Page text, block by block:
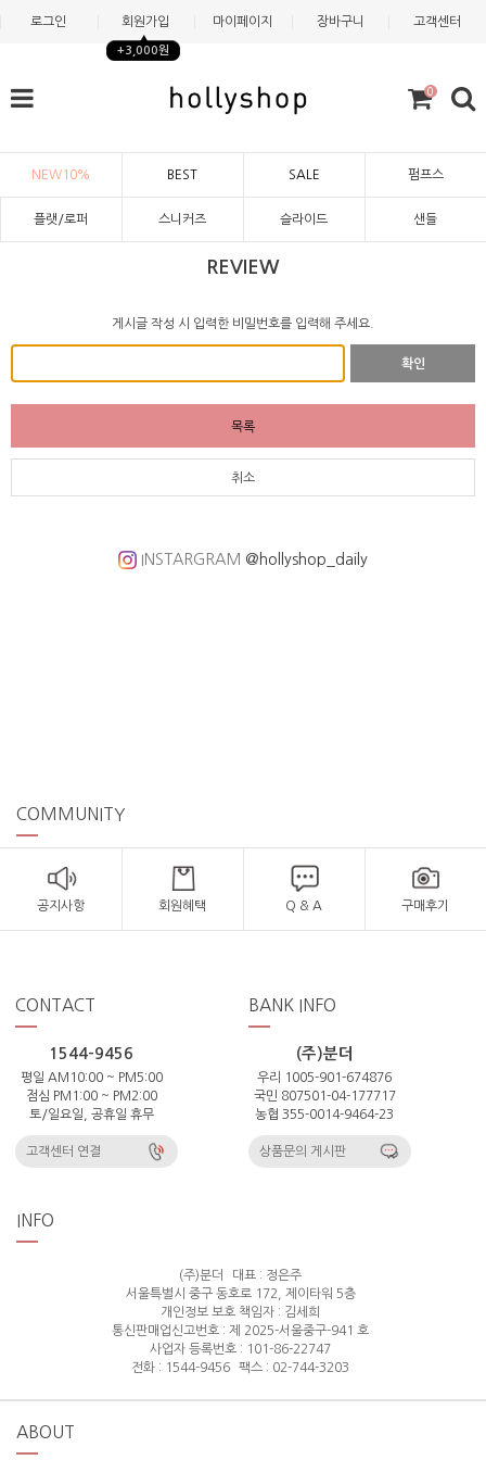
로그인 회원가입
+3,000원
마이페이지 장바구니 고객센터
0
NEW10% BEST SALE 펌프스
플랫/로퍼 스니커즈 슬라이드 샌들
REVIEW
게시글 작성 시 입력한 비밀번호를 입력해 주세요.
확인
목록
취소
INSTARGRAM @hollyshop_daily
COMMUNITY
공지사항 회원혜택 Q & A 구매후기
CONTACT
1544-9456
평일 AM10:00 ~ PM5:00
점심 PM1:00 ~ PM2:00
토/일요일, 공휴일 휴무
고객센터 연결
BANK INFO
(주)분더
우리 1005-901-674876
국민 807501-04-177717
농협 355-0014-9464-23
상품문의 게시판
INFO
(주)분더
대표 : 정은주
서울특별시 중구 동호로 172, 제이타워 5층
개인정보 보호 책임자 : 김세희
통신판매업신고번호 : 제 2025-서울중구-941 호
사업자 등록번호 : 101-86-22747
전화 : 1544-9456
팩스 : 02-744-3203
ABOUT